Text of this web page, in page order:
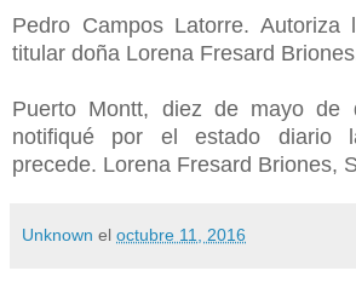
Pedro Campos Latorre. Autoriza
titular doña Lorena Fresard
Puerto Montt, diez de mayo de
notifiqué por el estado diario
precede. Lorena Fresard Briones,
Unknown el octubre 11, 2016